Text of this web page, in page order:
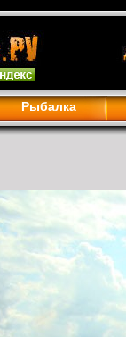
Рыбалка